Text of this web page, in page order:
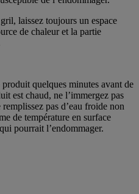
laissez toujours un espace
de chaleur et la partie
quelques minutes avant de
est chaud, ne l’immergez pas
pas d’eau froide non
de température en surface
pourrait l’endommager.